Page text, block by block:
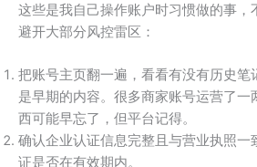
这些是我自己操作账户时习惯做的事，
避开大部分风控雷区：
把账号主页翻一遍，看看有没有历史笔
是早期的内容。很多商家账号运营了一
西可能早忘了，但平台记得。
确认企业认证信息完整且与营业执照一
证是否在有效期内。